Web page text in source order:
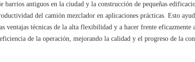
antiguos en la ciudad y la construcción de pequeñas
del camión mezclador en aplicaciones prácticas. Esto
ventajas técnicas de la alta flexibilidad y a hacer frente eficazmente
de la operación, mejorando la calidad y el progreso de la